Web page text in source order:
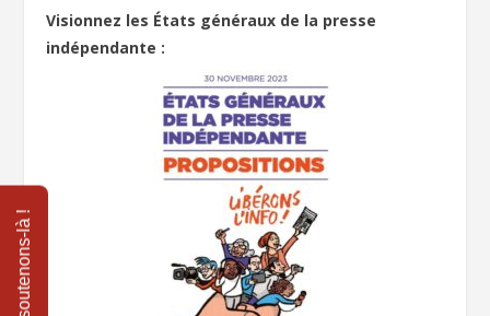
Visionnez les États généraux de la presse
indépendante :